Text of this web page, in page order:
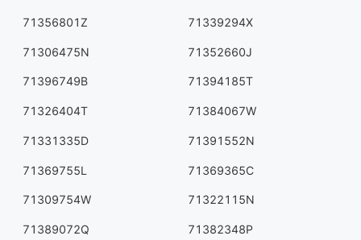
71356801Z 71339294X
71306475N 71352660J
71396749B 71394185T
71326404T 71384067W
71331335D 71391552N
71369755L 71369365C
71309754W 71322115N
71389072Q 71382348P